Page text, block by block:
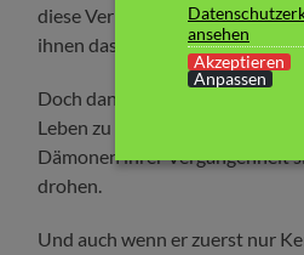
diese Verbindung ist niemals
ihnen das beiden nicht mehr
Doch dann wird ihm klar, dass
Leben zu ertrinken. Das sie
Dämonen ihrer Vergangenheit
drohen.
Und auch wenn er zuerst nur
ansehen
Akzeptieren
Anpassen